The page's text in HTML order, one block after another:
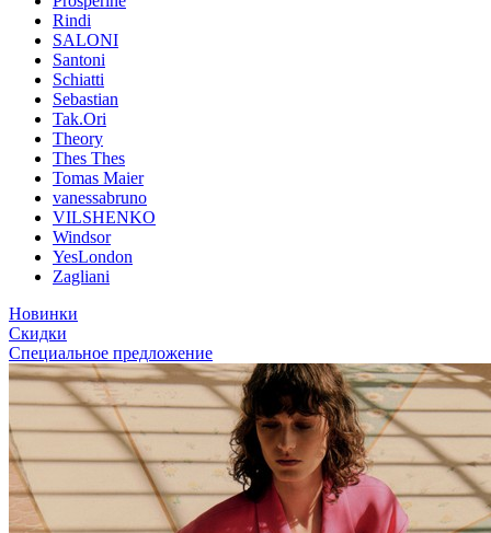
Rindi
SALONI
Santoni
Schiatti
Sebastian
Tak.Ori
Theory
Thes Thes
Tomas Maier
vanessabruno
VILSHENKO
Windsor
YesLondon
Zagliani
Новинки
Скидки
Специальное предложение